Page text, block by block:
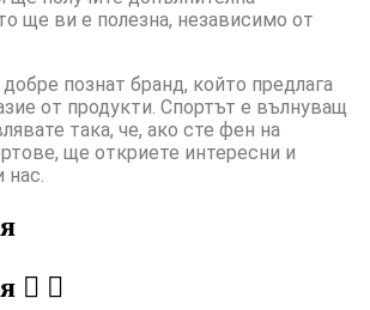
ще ви е полезна, независимо от
познат бранд, който предлага
от продукти. Спортът е вълнуващ
така, че, ако сте фен на
ще откриете интересни и
 